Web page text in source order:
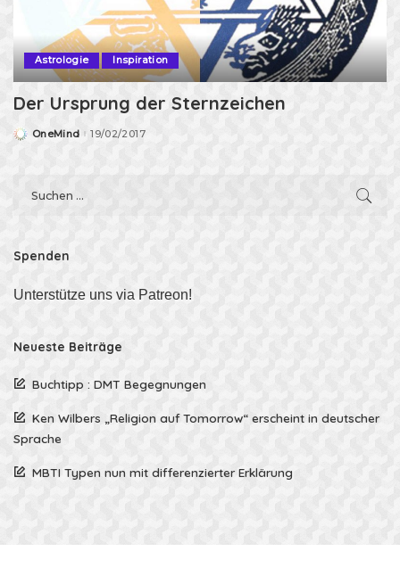
Astrologie Inspiration
Der Ursprung der Sternzeichen
PostedOneMind 19/02/2017
Spenden
Unterstütze uns via Patreon!
Neueste Beiträge
Buchtipp : DMT Begegnungen
Ken Wilbers „Religion auf Tomorrow“ erscheint in deutscher
Sprache
MBTI Typen nun mit differenzierter Erklärung